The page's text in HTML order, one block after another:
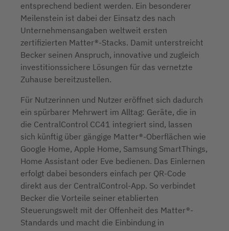
entsprechend bedient werden. Ein besonderer
Meilenstein ist dabei der Einsatz des nach
Unternehmensangaben weltweit ersten
zertifizierten Matter®-Stacks. Damit unterstreicht
Becker seinen Anspruch, innovative und zugleich
investitionssichere Lösungen für das vernetzte
Zuhause bereitzustellen.
Für Nutzerinnen und Nutzer eröffnet sich dadurch
ein spürbarer Mehrwert im Alltag: Geräte, die in
die CentralControl CC41 integriert sind, lassen
sich künftig über gängige Matter®-Oberflächen wie
Google Home, Apple Home, Samsung SmartThings,
Home Assistant oder Eve bedienen. Das Einlernen
erfolgt dabei besonders einfach per QR-Code
direkt aus der CentralControl-App. So verbindet
Becker die Vorteile seiner etablierten
Steuerungswelt mit der Offenheit des Matter®-
Standards und macht die Einbindung in